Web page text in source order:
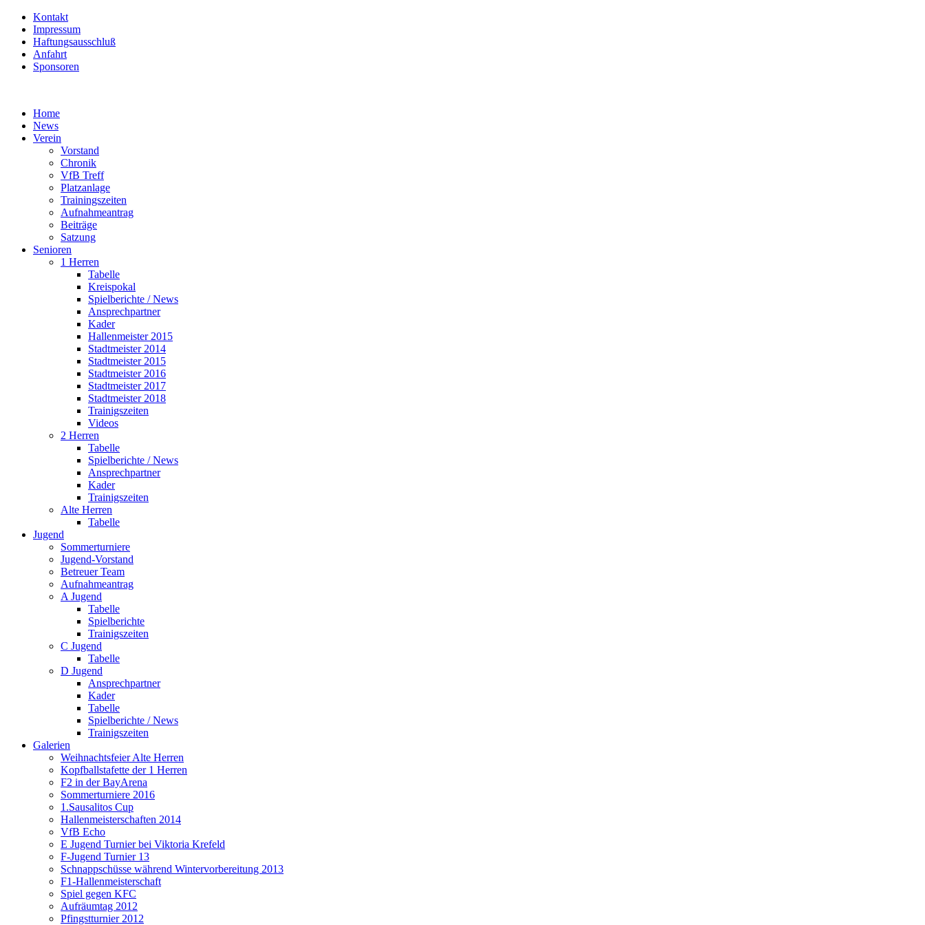
Kontakt
Impressum
Haftungsausschluß
Anfahrt
Sponsoren
Home
News
Verein
Vorstand
Chronik
VfB Treff
Platzanlage
Trainingszeiten
Aufnahmeantrag
Beiträge
Satzung
Senioren
1 Herren
Tabelle
Kreispokal
Spielberichte / News
Ansprechpartner
Kader
Hallenmeister 2015
Stadtmeister 2014
Stadtmeister 2015
Stadtmeister 2016
Stadtmeister 2017
Stadtmeister 2018
Trainigszeiten
Videos
2 Herren
Tabelle
Spielberichte / News
Ansprechpartner
Kader
Trainigszeiten
Alte Herren
Tabelle
Jugend
Sommerturniere
Jugend-Vorstand
Betreuer Team
Aufnahmeantrag
A Jugend
Tabelle
Spielberichte
Trainigszeiten
C Jugend
Tabelle
D Jugend
Ansprechpartner
Kader
Tabelle
Spielberichte / News
Trainigszeiten
Galerien
Weihnachtsfeier Alte Herren
Kopfballstafette der 1 Herren
F2 in der BayArena
Sommerturniere 2016
1.Sausalitos Cup
Hallenmeisterschaften 2014
VfB Echo
E Jugend Turnier bei Viktoria Krefeld
F-Jugend Turnier 13
Schnappschüsse während Wintervorbereitung 2013
F1-Hallenmeisterschaft
Spiel gegen KFC
Aufräumtag 2012
Pfingstturnier 2012